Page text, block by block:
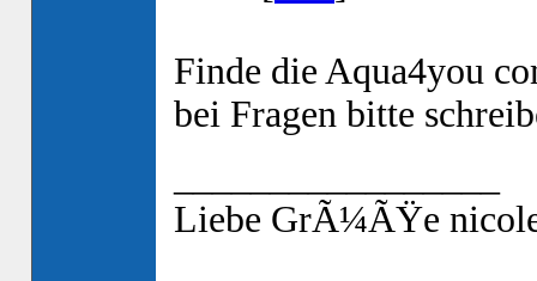
Finde die Aqua4you
bei Fragen bitte
Liebe GrÃ¼ÃŸe